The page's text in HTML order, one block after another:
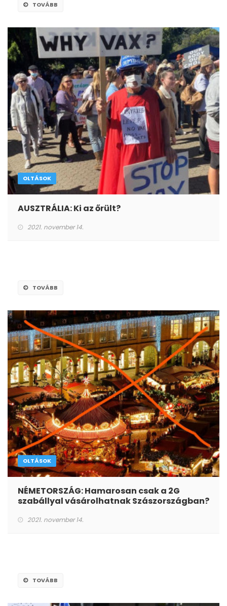
TOVÁBB
OLTÁSOK
AUSZTRÁLIA: Ki az őrült?
2021. november 14.
TOVÁBB
OLTÁSOK
NÉMETORSZÁG: Hamarosan csak a 2G
szabállyal vásárolhatnak Szászországban?
2021. november 14.
TOVÁBB